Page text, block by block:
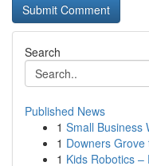
Search
Published News
1 Small Business
1 Downers
1 Kids Robotics